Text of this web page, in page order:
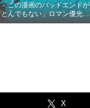
「この漫画のバッドエンドが
とんでもない」ロマン優光の
TOP3
X